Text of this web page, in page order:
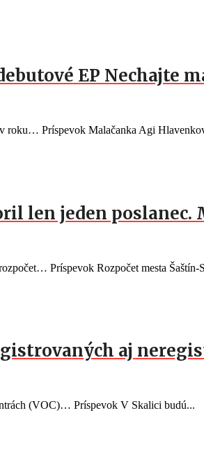
EP Nechajte
roku… Príspevok Malačanka Agi
len jeden
Príspevok Rozpočet mesta Šaštín-
aj
(VOC)… Príspevok V Skalici budú...